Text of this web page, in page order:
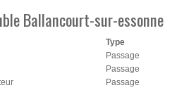
Ballancourt-sur-essonne
Type
Passage
Passage
Passage